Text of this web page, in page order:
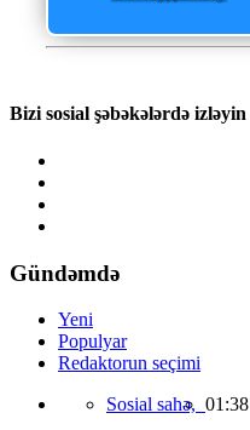
Bizi sosial şəbəkələrdə izləyin
Gündəmdə
Yeni
Populyar
Redaktorun seçimi
Sosial sahə, 01:38